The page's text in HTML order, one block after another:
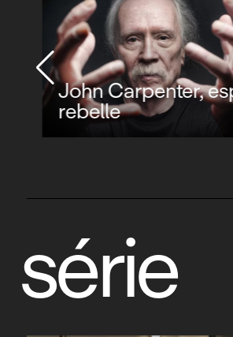
John Carpenter,
rebelle
série